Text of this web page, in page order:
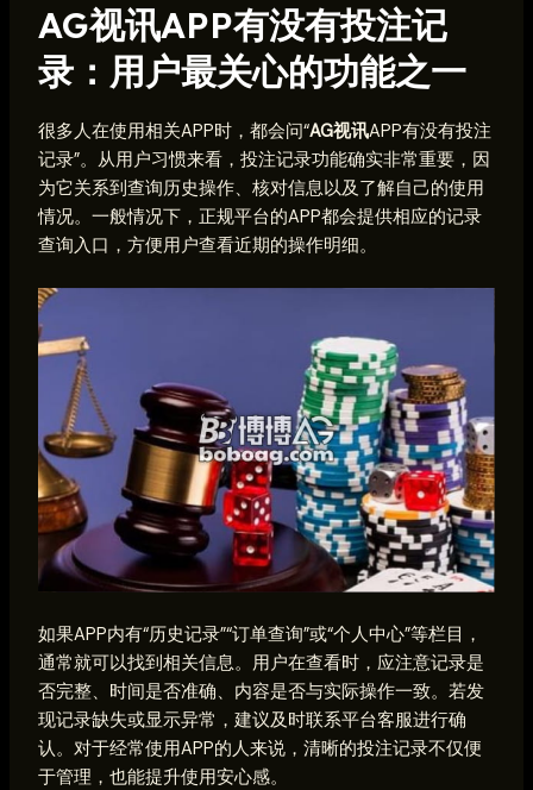
AG视讯APP有没有投注记
录：用户最关心的功能之一
很多人在使用相关APP时，都会问“AG视讯APP有没有投注
记录”。从用户习惯来看，投注记录功能确实非常重要，因
为它关系到查询历史操作、核对信息以及了解自己的使用
情况。一般情况下，正规平台的APP都会提供相应的记录
查询入口，方便用户查看近期的操作明细。
如果APP内有“历史记录”“订单查询”或“个人中心”等栏目，
通常就可以找到相关信息。用户在查看时，应注意记录是
否完整、时间是否准确、内容是否与实际操作一致。若发
现记录缺失或显示异常，建议及时联系平台客服进行确
认。对于经常使用APP的人来说，清晰的投注记录不仅便
于管理，也能提升使用安心感。